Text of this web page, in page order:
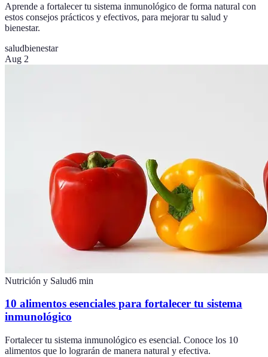
Aprende a fortalecer tu sistema inmunológico de forma natural con
estos consejos prácticos y efectivos, para mejorar tu salud y
bienestar.
saludbienestar
Aug 2
Nutrición y Salud6 min
10 alimentos esenciales para fortalecer tu sistema
inmunológico
Fortalecer tu sistema inmunológico es esencial. Conoce los 10
alimentos que lo lograrán de manera natural y efectiva.